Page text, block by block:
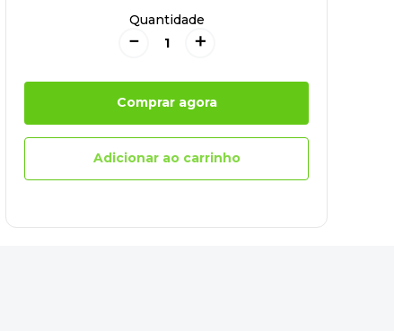
Quantidade
＋
－
Comprar agora
Adicionar ao carrinho